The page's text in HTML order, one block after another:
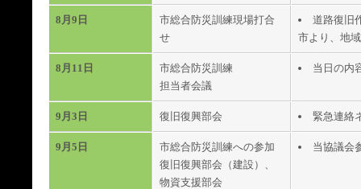
8月9日
市総合防災訓練現場打合
せ
道路復旧
市より、地
8月11日
市総合防災訓練
担当者会議
当日の内
9月3日 復旧復興部会 緊急連絡
9月5日
市総合防災訓練への参加
復旧復興部会（建設）、
物資支援部会
当協議会